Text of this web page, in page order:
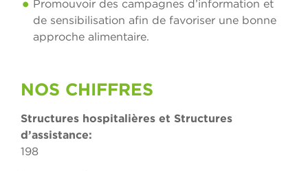
Promouvoir des campagnes d’information et
de sensibilisation afin de favoriser une bonne
approche alimentaire.
NOS CHIFFRES
Structures hospitalières et Structures
d’assistance:
198